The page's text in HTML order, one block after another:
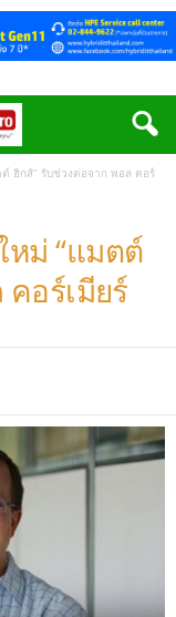
ฮิกส์” รับช่วงต่อจาก พอล คอร์
หม่ “แมตต์
อร์เมียร์